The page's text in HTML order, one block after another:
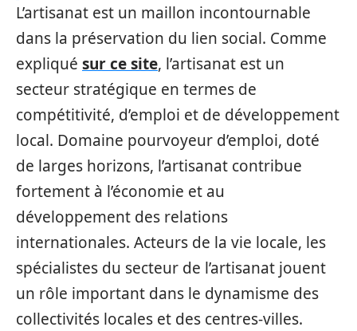
L’artisanat est un maillon incontournable
dans la préservation du lien social. Comme
expliqué sur ce site, l’artisanat est un
secteur stratégique en termes de
compétitivité, d’emploi et de développement
local. Domaine pourvoyeur d’emploi, doté
de larges horizons, l’artisanat contribue
fortement à l’économie et au
développement des relations
internationales. Acteurs de la vie locale, les
spécialistes du secteur de l’artisanat jouent
un rôle important dans le dynamisme des
collectivités locales et des centres-villes.